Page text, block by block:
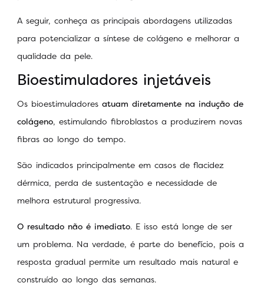
A seguir, conheça as principais abordagens utilizadas
para potencializar a síntese de colágeno e melhorar a
qualidade da pele.
Bioestimuladores injetáveis
Os bioestimuladores atuam diretamente na indução de
colágeno, estimulando fibroblastos a produzirem novas
fibras ao longo do tempo.
São indicados principalmente em casos de flacidez
dérmica, perda de sustentação e necessidade de
melhora estrutural progressiva.
O resultado não é imediato. E isso está longe de ser
um problema. Na verdade, é parte do benefício, pois a
resposta gradual permite um resultado mais natural e
construído ao longo das semanas.